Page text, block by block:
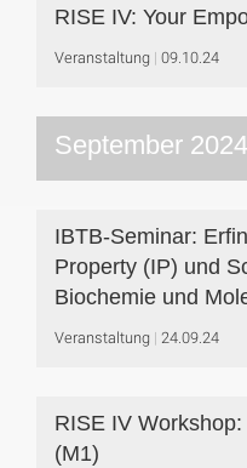
RISE IV: Your
Veranstaltung 09.10.24
September 2024
IBTB-Seminar:
Property (IP) und
Biochemie und
Veranstaltung 24.09.24
RISE IV
(M1)